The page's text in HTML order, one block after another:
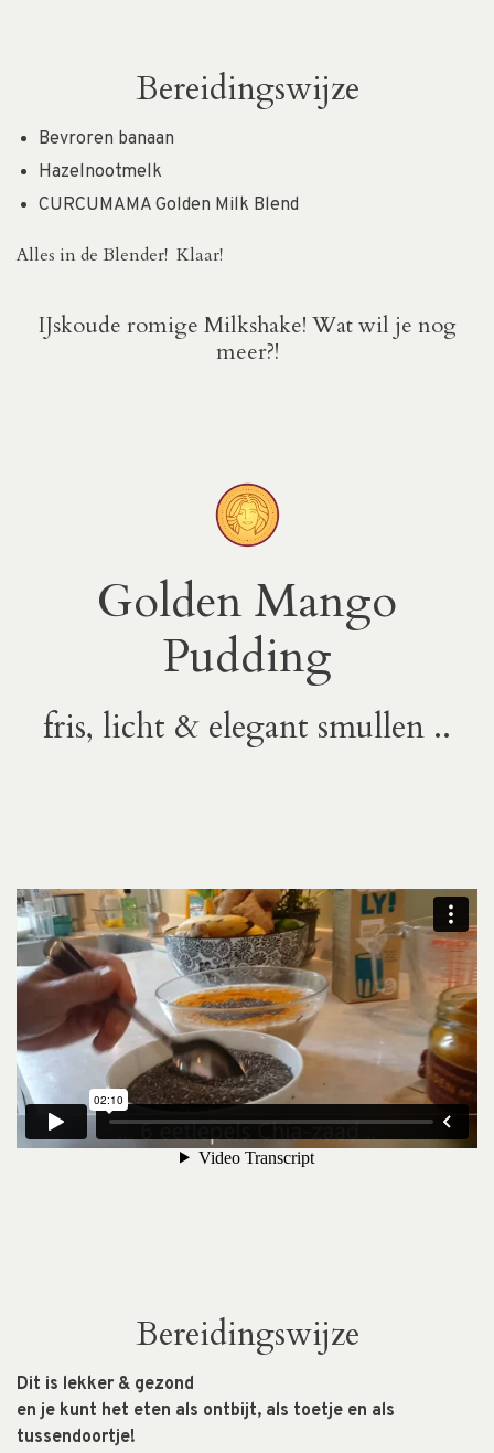
Bereidingswijze
Bevroren banaan
Hazelnootmelk
CURCUMAMA Golden Milk Blend
Alles in de Blender! Klaar!
IJskoude romige Milkshake! Wat wil je nog
meer?!
Golden Mango
Pudding
fris, licht & elegant smullen ..
Bereidingswijze
Dit is lekker & gezond
en je kunt het eten als ontbijt, als toetje en als
tussendoortje!